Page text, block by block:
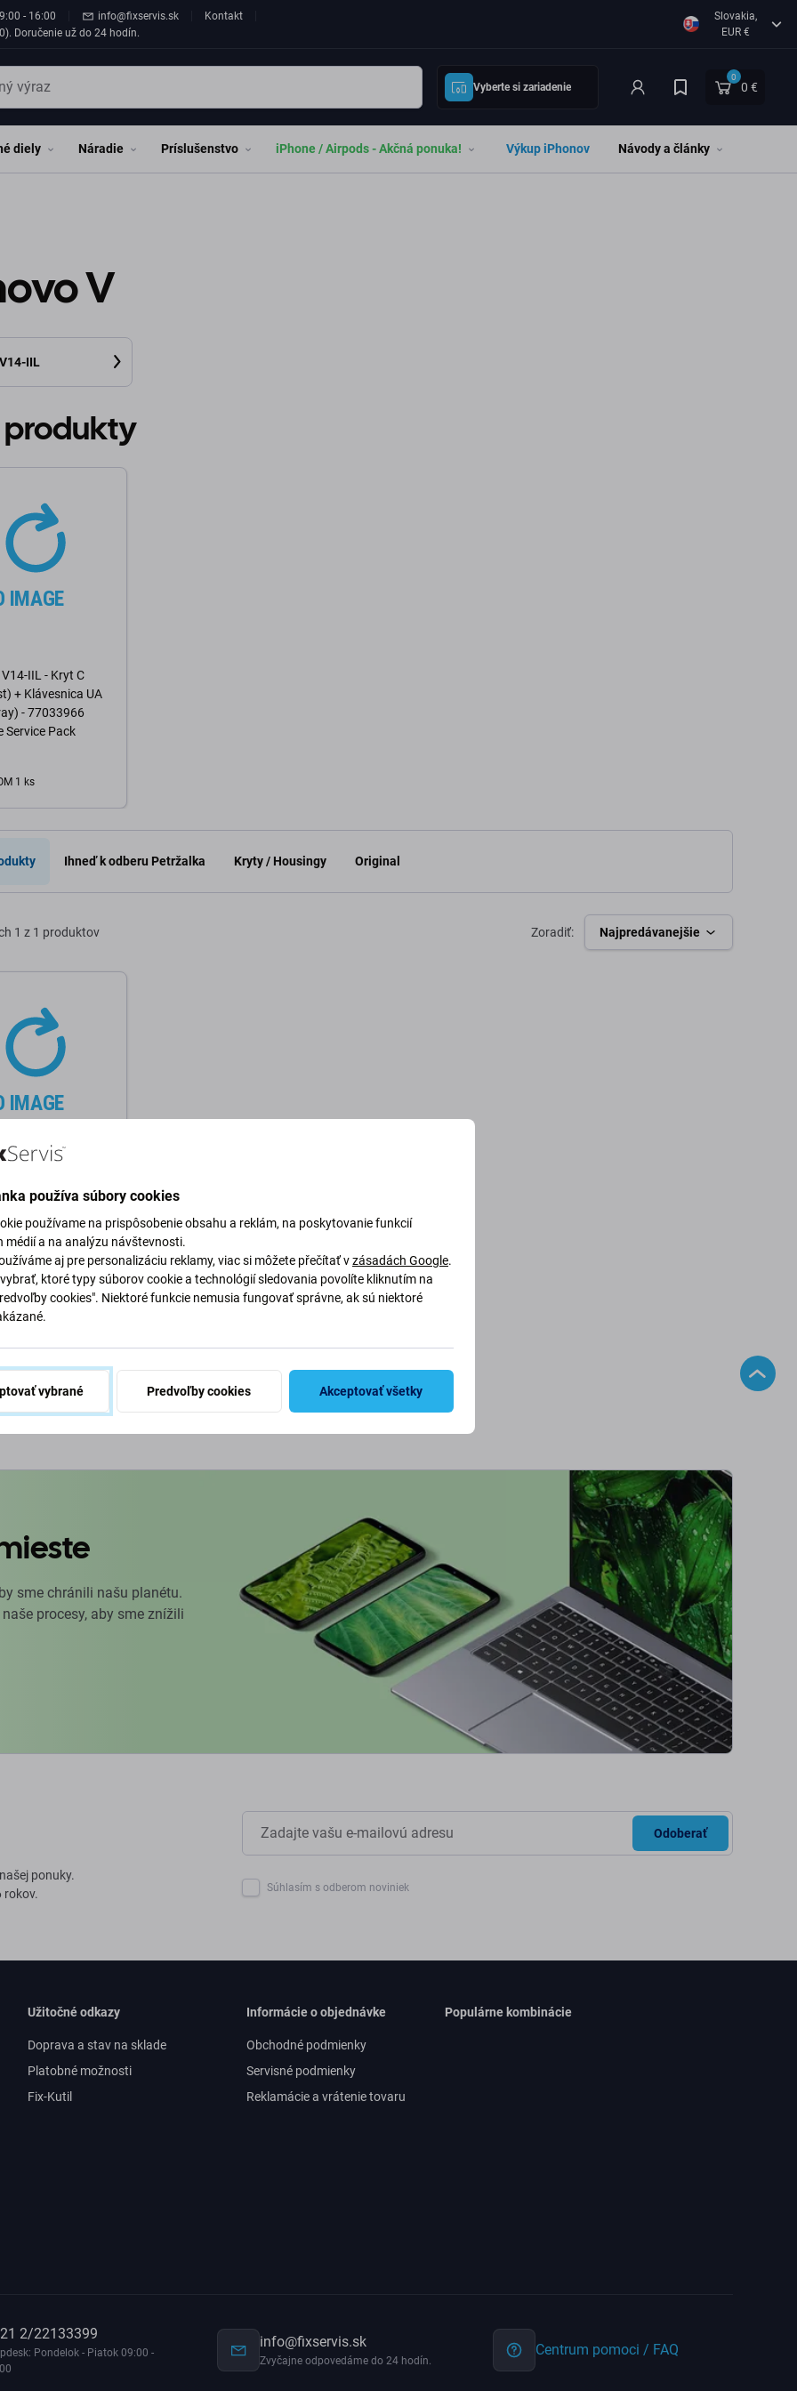
- 16:00 info@fixservis.sk
Kontakt
Doručenie už do 24 hodín.
Slovakia,
EUR €
Vyberte si zariadenie
0
0 €
diely Náradie Príslušenstvo iPhone / Airpods - Akčná ponuka! Výkup iPhonov Návody a články
V
IIL
produkty
IIL - Kryt C
+ Klávesnica UA
- 77033966
Service Pack
1 ks
košíka
Ihneď k odberu Petržalka Kryty / Housingy Original
1 z 1 produktov Zoradiť: Najpredávanejšie
+ Klávesnica UA
- 77033966
Service Pack
1 ks
sme chránili našu planétu.
procesy, aby sme znížili
ponuky.
rokov.
Odoberať
Súhlasím s odberom noviniek
Užitočné odkazy
Doprava a stav na sklade
Platobné možnosti
Fix-Kutil
Informácie o objednávke
Obchodné podmienky
Servisné podmienky
Reklamácie a vrátenie tovaru
Populárne kombinácie
2/22133399
Pondelok - Piatok 09:00 -
info@fixservis.sk
Zvyčajne odpovedáme do 24 hodín.
Centrum pomoci / FAQ
používa súbory cookies
používame na prispôsobenie obsahu a reklám, na poskytovanie funkcií
médií a na analýzu návštevnosti.
aj pre personalizáciu reklamy, viac si môžete přečítať vzásadách Google.
ktoré typy súborov cookie a technológií sledovania povolíte kliknutím na
cookies". Niektoré funkcie nemusia fungovať správne, ak sú niektoré
vybrané Predvoľby cookies Akceptovať všetky